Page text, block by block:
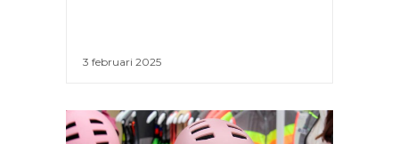
3 februari 2025